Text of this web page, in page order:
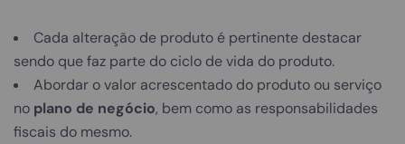
Cada alteração de produto é pertinente destacar
sendo que faz parte do ciclo de vida do produto.
Abordar o valor acrescentado do produto ou serviço
no plano de negócio, bem como as responsabilidades
fiscais do mesmo.